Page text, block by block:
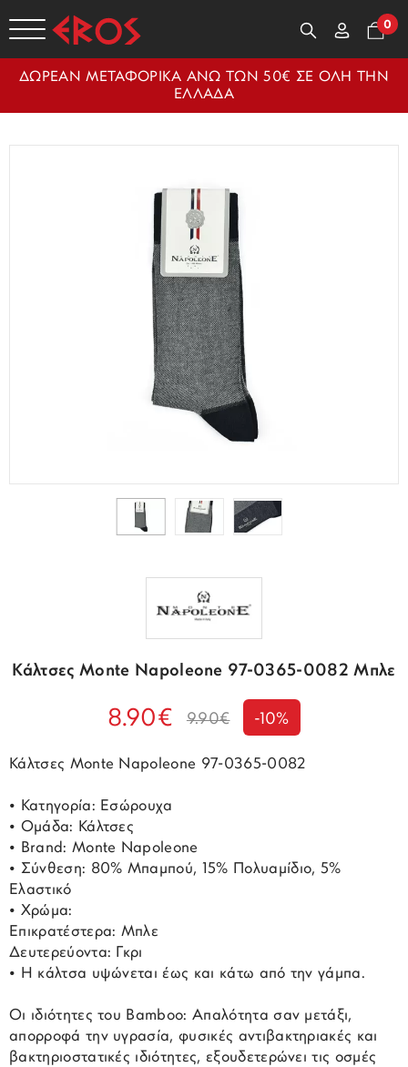
0
ΔΩΡΕΑΝ ΜΕΤΑΦΟΡΙΚΑ ΑΝΩ ΤΩΝ 50€ ΣΕ ΟΛΗ ΤΗΝ
ΕΛΛΑΔΑ
Κάλτσες Monte Napoleone 97-0365-0082 Μπλε
8.90€ 9.90€ -10%
Κάλτσες Monte Napoleone 97-0365-0082
• Κατηγορία: Εσώρουχα
• Ομάδα: Κάλτσες
• Brand: Monte Napoleone
• Σύνθεση: 80% Μπαμπού, 15% Πολυαμίδιο, 5%
Ελαστικό
• Χρώμα:
Επικρατέστερα: Μπλε
Δευτερεύοντα: Γκρι
• Η κάλτσα υψώνεται έως και κάτω από την γάμπα.
Οι ιδιότητες του Bamboo: Απαλότητα σαν μετάξι,
απορροφά την υγρασία, φυσικές αντιβακτηριακές και
βακτηριοστατικές ιδιότητες, εξουδετερώνει τις οσμές